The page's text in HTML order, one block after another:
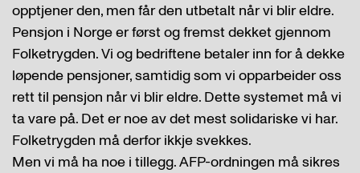
opptjener den, men får den utbetalt når vi blir eldre.
Pensjon i Norge er først og fremst dekket gjennom
Folketrygden. Vi og bedriftene betaler inn for å dekke
løpende pensjoner, samtidig som vi opparbeider oss
rett til pensjon når vi blir eldre. Dette systemet må vi
ta vare på. Det er noe av det mest solidariske vi har.
Folketrygden må derfor ikkje svekkes.
Men vi må ha noe i tillegg. AFP-ordningen må sikres